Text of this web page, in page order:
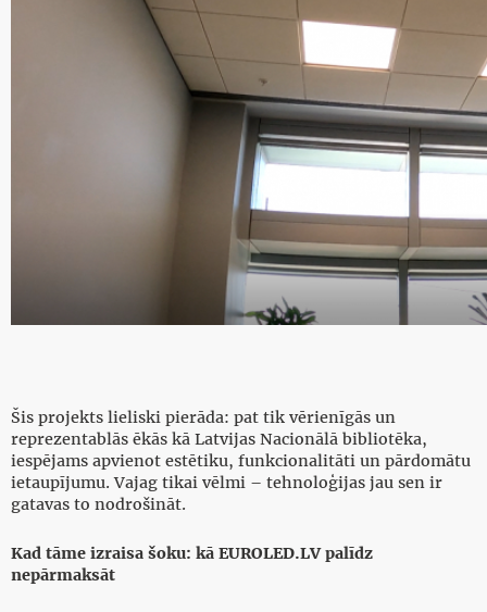
Šis projekts lieliski pierāda: pat tik vērienīgās un
reprezentablās ēkās kā Latvijas Nacionālā bibliotēka,
iespējams apvienot estētiku, funkcionalitāti un pārdomātu
ietaupījumu. Vajag tikai vēlmi – tehnoloģijas jau sen ir
gatavas to nodrošināt.
Kad tāme izraisa šoku: kā EUROLED.LV palīdz
nepārmaksāt